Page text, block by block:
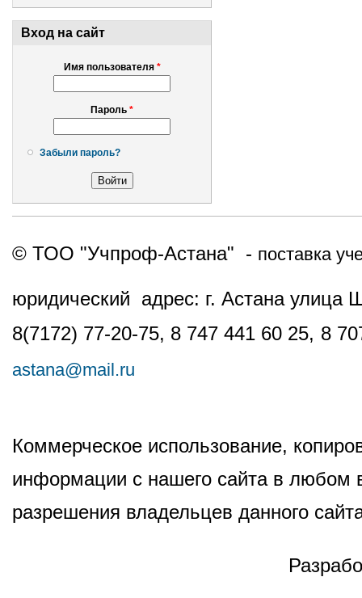
Вход на сайт
Имя пользователя *
Пароль *
Забыли пароль?
© ТОО "Учпроф-Астана" - поставка
юридический адрес: г. Астана
8(7172) 77-20-75, 8 747 441 60 25, 8
astana@mail.ru
Коммерческое использование,
информации с нашего сайта в любом
разрешения владельцев данного